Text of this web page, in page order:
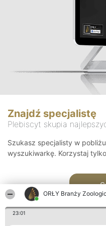
ORŁY Branży
23:01
Znajdź specjalistę
Plebiscyt skupia
Szukasz specjalisty w
wyszukiwarkę. Korzystaj